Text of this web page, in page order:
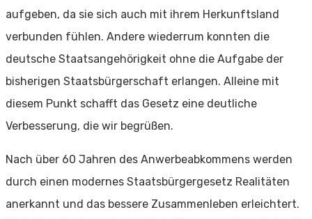
aufgeben, da sie sich auch mit ihrem Herkunftsland
verbunden fühlen. Andere wiederrum konnten die
deutsche Staatsangehörigkeit ohne die Aufgabe der
bisherigen Staatsbürgerschaft erlangen. Alleine mit
diesem Punkt schafft das Gesetz eine deutliche
Verbesserung, die wir begrüßen.
Nach über 60 Jahren des Anwerbeabkommens werden
durch einen modernes Staatsbürgergesetz Realitäten
anerkannt und das bessere Zusammenleben erleichtert.